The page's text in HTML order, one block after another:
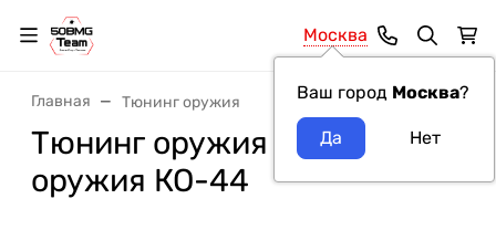
Москва
Ваш город Москва?
Главная Тюнинг оружия
Тюнинг оружия модель
оружия КО-44